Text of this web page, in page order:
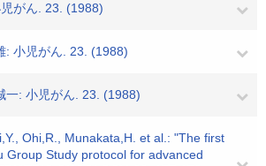
がん. 23. (1988)
: 小児がん. 23. (1988)
一: 小児がん. 23. (1988)
Ohi,R., Munakata,H. et al.: "The first
Group Study protocol for advanced